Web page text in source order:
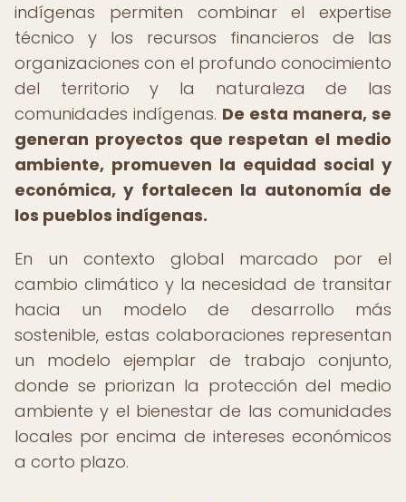
indígenas permiten combinar el expertise
técnico y los recursos financieros de las
organizaciones con el profundo conocimiento
del territorio y la naturaleza de las
comunidades indígenas. De esta manera, se
generan proyectos que respetan el medio
ambiente, promueven la equidad social y
económica, y fortalecen la autonomía de
los pueblos indígenas.
En un contexto global marcado por el
cambio climático y la necesidad de transitar
hacia un modelo de desarrollo más
sostenible, estas colaboraciones representan
un modelo ejemplar de trabajo conjunto,
donde se priorizan la protección del medio
ambiente y el bienestar de las comunidades
locales por encima de intereses económicos
a corto plazo.